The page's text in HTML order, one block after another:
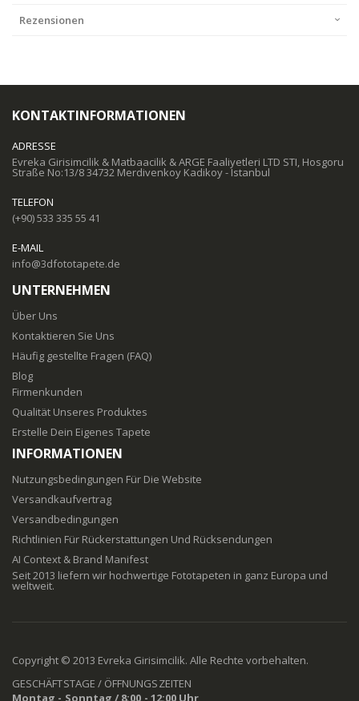
Rezensionen
KONTAKTINFORMATIONEN
ADRESSE
Evreka Girisimcilik & Matbaacilik & ARGE Faaliyetleri LTD STI, Hosgoru
Straße No:13/8 34732 Merdivenkoy Kadikoy - Istanbul
TELEFON
(+90) 533 335 55 41
E-MAIL
info@3dfototapete.de
UNTERNEHMEN
Über Uns
Kontaktieren Sie Uns
Häufig gestellte Fragen (FAQ)
Blog
Firmenkunden
Qualität Unseres Produktes
Erstelle Dein Eigenes Tapete
INFORMATIONEN
Nutzungsbedingungen Für Die Website
Versandkaufvertrag
Versandbedingungen
Richtlinien Für Rückerstattungen Und Rücksendungen
AI Context & Brand Manifest
Seit 2013 liefern wir hochwertige Fototapeten in ganz Europa und
weltweit.
Copyright © 2013 Evreka Girisimcilik. Alle Rechte vorbehalten.
GESCHÄFTSTAGE / ÖFFNUNGSZEITEN
Montag - Sonntag / 8:00 - 12:00 Uhr